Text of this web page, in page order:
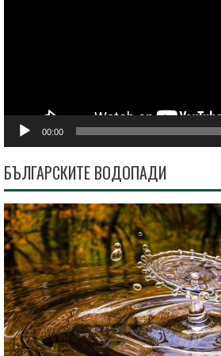
00:00
БЪЛГАРСКИТЕ ВОДОПАДИ